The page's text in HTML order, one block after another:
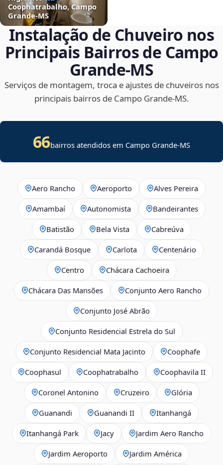
Coophatrabalho, Campo
Grande‑MS
Instalação de Chuveiro nos
Principais Bairros de Campo
Grande‑MS
Serviços de montagem, troca e ajustes de chuveiros nos
principais bairros de Campo Grande‑MS.
66bairros atendidos em Campo Grande-MS
Aero Rancho Aeroporto Alves Pereira
Amambaí Autonomista Bandeirantes
Batistão Bela Vista Cabreúva
Carandá Bosque Carlota Centenário
Centro Chácara Cachoeira
Chácara Das Mansões Conjunto Aero Rancho
Conjunto José Abrão
Conjunto Residencial Estrela do Sul
Conjunto Residencial Mata Jacinto Coophafe
Coophasul Coophatrabalho Coophavila II
Coronel Antonino Cruzeiro Glória
Guanandi Guanandi II Itanhangá
Itanhangá Park Jacy Jardim Aero Rancho
Jardim Aeroporto Jardim América